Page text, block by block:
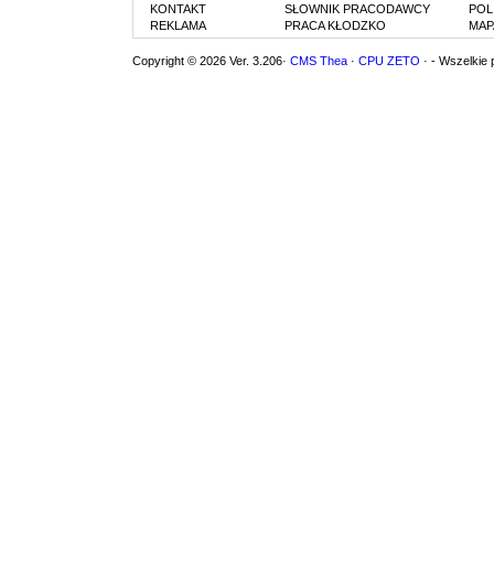
KONTAKT
REKLAMA
SŁOWNIK PRACODAWCY
PRACA KŁODZKO
Copyright © 2026 Ver. 3.206· CMS Thea · CPU ZETO · - Wszelkie